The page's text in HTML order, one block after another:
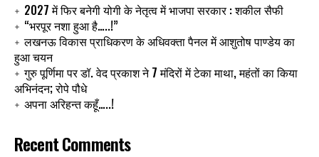
2027 में फिर बनेगी योगी के नेतृत्व में भाजपा सरकार : शकील सैफी
“भरपूर नशा हुआ है…..!”
लखनऊ विकास प्राधिकरण के अधिवक्ता पैनल में आशुतोष पाण्डेय का
हुआ चयन
गुरु पूर्णिमा पर डॉ. वेद प्रकाश ने 7 मंदिरों में टेका माथा, महंतों का किया
अभिनंदन; रोपे पौधे
अपना अरिहन्त कहूँ…..!
Recent Comments